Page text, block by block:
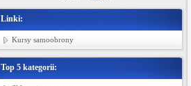
Linki:
Kursy samoobrony
Top 5 kategorii: